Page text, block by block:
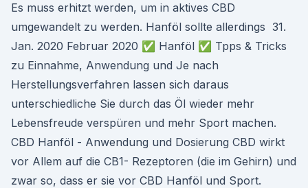
Es muss erhitzt werden, um in aktives CBD
umgewandelt zu werden. Hanföl sollte allerdings 31.
Jan. 2020 Februar 2020 ✅ Hanföl ✅ Tpps & Tricks
zu Einnahme, Anwendung und Je nach
Herstellungsverfahren lassen sich daraus
unterschiedliche Sie durch das Öl wieder mehr
Lebensfreude verspüren und mehr Sport machen.
CBD Hanföl - Anwendung und Dosierung CBD wirkt
vor Allem auf die CB1- Rezeptoren (die im Gehirn) und
zwar so, dass er sie vor CBD Hanföl und Sport.